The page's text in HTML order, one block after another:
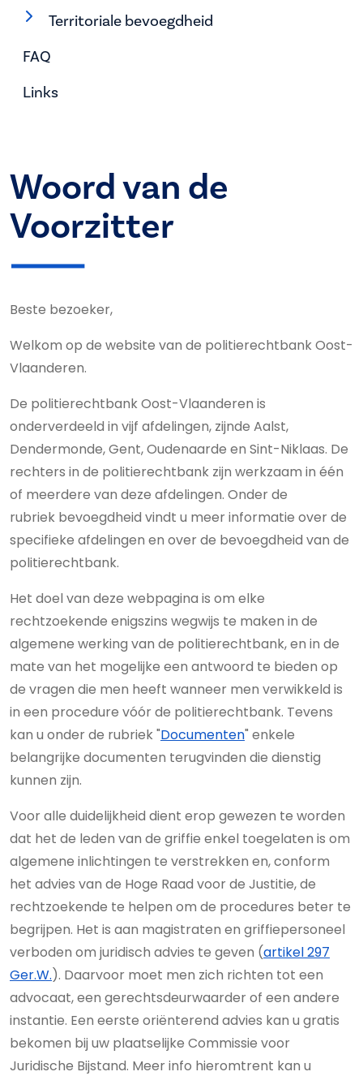
Territoriale bevoegdheid
FAQ
Links
Woord van de
Voorzitter
Beste bezoeker,
Welkom op de website van de politierechtbank Oost-
Vlaanderen.
De politierechtbank Oost-Vlaanderen is
onderverdeeld in vijf afdelingen, zijnde Aalst,
Dendermonde, Gent, Oudenaarde en Sint-Niklaas. De
rechters in de politierechtbank zijn werkzaam in één
of meerdere van deze afdelingen. Onder de
rubriek bevoegdheid vindt u meer informatie over de
specifieke afdelingen en over de bevoegdheid van de
politierechtbank.
Het doel van deze webpagina is om elke
rechtzoekende enigszins wegwijs te maken in de
algemene werking van de politierechtbank, en in de
mate van het mogelijke een antwoord te bieden op
de vragen die men heeft wanneer men verwikkeld is
in een procedure vóór de politierechtbank. Tevens
kan u onder de rubriek "Documenten" enkele
belangrijke documenten terugvinden die dienstig
kunnen zijn.
Voor alle duidelijkheid dient erop gewezen te worden
dat het de leden van de griffie enkel toegelaten is om
algemene inlichtingen te verstrekken en, conform
het advies van de Hoge Raad voor de Justitie, de
rechtzoekende te helpen om de procedures beter te
begrijpen. Het is aan magistraten en griffiepersoneel
verboden om juridisch advies te geven (artikel 297
Ger.W.). Daarvoor moet men zich richten tot een
advocaat, een gerechtsdeurwaarder of een andere
instantie. Een eerste oriënterend advies kan u gratis
bekomen bij uw plaatselijke Commissie voor
Juridische Bijstand. Meer info hieromtrent kan u